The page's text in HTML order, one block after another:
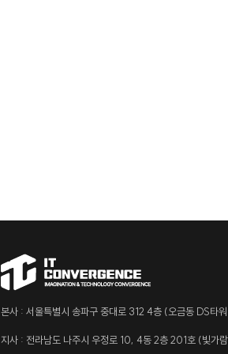
본사 : 서울특별시 송파구 중대로 312 4층 (오금동 DS타
지사 : 전라남도 나주시 우정로 10, 4동 2층 201호 (빛가